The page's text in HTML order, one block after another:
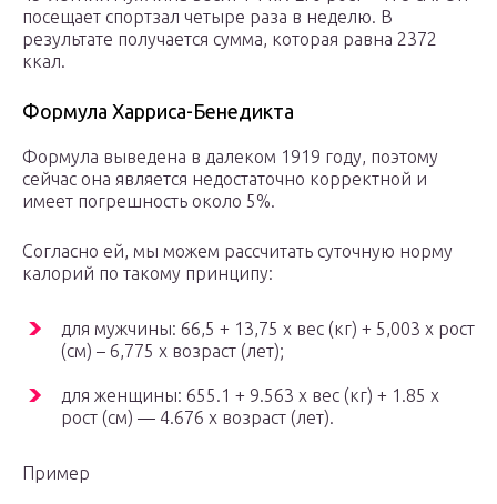
посещает спортзал четыре раза в неделю. В
результате получается сумма, которая равна 2372
ккал.
Формула Харриса-Бенедикта
Формула выведена в далеком 1919 году, поэтому
сейчас она является недостаточно корректной и
имеет погрешность около 5%.
Согласно ей, мы можем рассчитать суточную норму
калорий по такому принципу:
для мужчины: 66,5 + 13,75 х вес (кг) + 5,003 х рост
(см) – 6,775 х возраст (лет);
для женщины: 655.1 + 9.563 х вес (кг) + 1.85 х
рост (см) — 4.676 х возраст (лет).
Пример